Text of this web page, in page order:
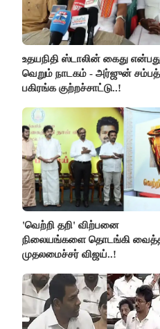
உதயநிதி ஸ்டாலின் கைது
வெறும் நாடகம் - அர்ஜுன் சம்பத்
பகிரங்க குற்றச்சாட்டு..!
'வெற்றி தறி' விற்பனை
நிலையங்களை தொடங்கி
முதலமைச்சர் விஜய்..!